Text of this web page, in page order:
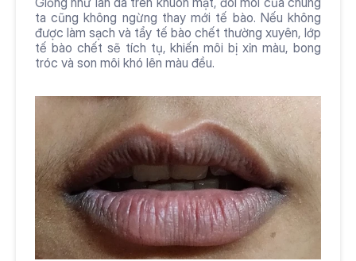
ta cũng không ngừng thay mới tế bào. Nếu không
được làm sạch và tẩy tế bào chết thường xuyên, lớp
tế bào chết sẽ tích tụ, khiến môi bị xỉn màu, bong
tróc và son môi khó lên màu đều.